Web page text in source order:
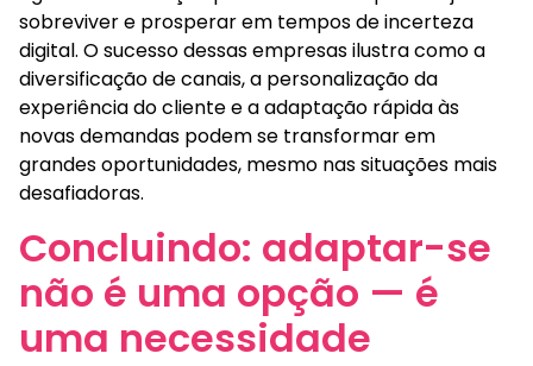
sobreviver e prosperar em tempos de incerteza
digital. O sucesso dessas empresas ilustra como a
diversificação de canais, a personalização da
experiência do cliente e a adaptação rápida às
novas demandas podem se transformar em
grandes oportunidades, mesmo nas situações mais
desafiadoras.
Concluindo: adaptar-se
não é uma opção — é
uma necessidade